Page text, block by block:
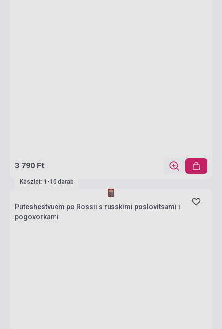
3 790 Ft
Készlet: 1-10 darab
Puteshestvuem po Rossii s russkimi poslovitsami i
pogovorkami